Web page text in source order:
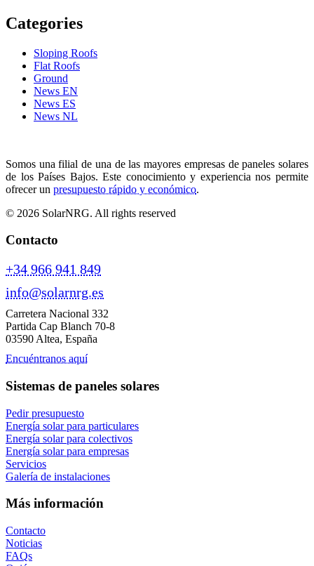
Categories
Sloping Roofs
Flat Roofs
Ground
News EN
News ES
News NL
Somos una filial de una de las mayores empresas de paneles solares
de los Países Bajos. Este conocimiento y experiencia nos permite
ofrecer un presupuesto rápido y económico.
© 2026 SolarNRG. All rights reserved
Contacto
+34 966 941 849
info@solarnrg.es
Carretera Nacional 332
Partida Cap Blanch 70-8
03590 Altea, España
Encuéntranos aquí
Sistemas de paneles solares
Pedir presupuesto
Energía solar para particulares
Energía solar para colectivos
Energía solar para empresas
Servicios
Galería de instalaciones
Más información
Contacto
Noticias
FAQs